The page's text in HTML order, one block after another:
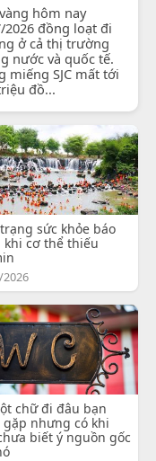
how-
hôm nay
2026 đồng loạt đi
ở cả thị trường
nước và quốc tế.
miếng SJC mất tới
đồ...
sức khỏe báo
khi cơ thể thiếu
chữ đi đâu bạn
nhưng có khi
biết ý nguồn gốc